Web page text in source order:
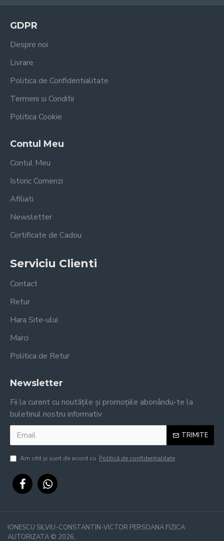
GDPR
Despre noi
Livrare
Politica de Confidentialitate
Termeni si Conditii
Politica Cookie
Contul Meu
Contul Meu
Istoric Comenzi
Afiliati
Newsletter
Certificate de Cadou
Serviciu Clienti
Contact
Retur
Hara Site-ului
Marci
Politica de Retur
Newsletter
Fii la curent cu noutățile și promoțiile abonându-te la
buletinul nostru informativ
TRIMITE
Am citit şi sunt de acord cu Politică de confidențialitate
IONESCU SILVIU-CONSTANTIN-VICTOR PERSOANA FIZICA
AUTORIZATA © 2026,